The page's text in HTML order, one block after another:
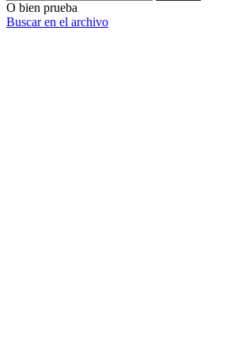
O bien prueba
Buscar en el archivo